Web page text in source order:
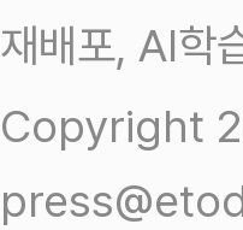
재배포, AI학
Copyright